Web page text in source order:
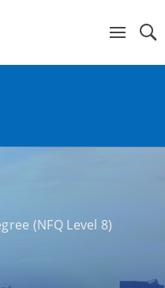
(NFQ Level 8)